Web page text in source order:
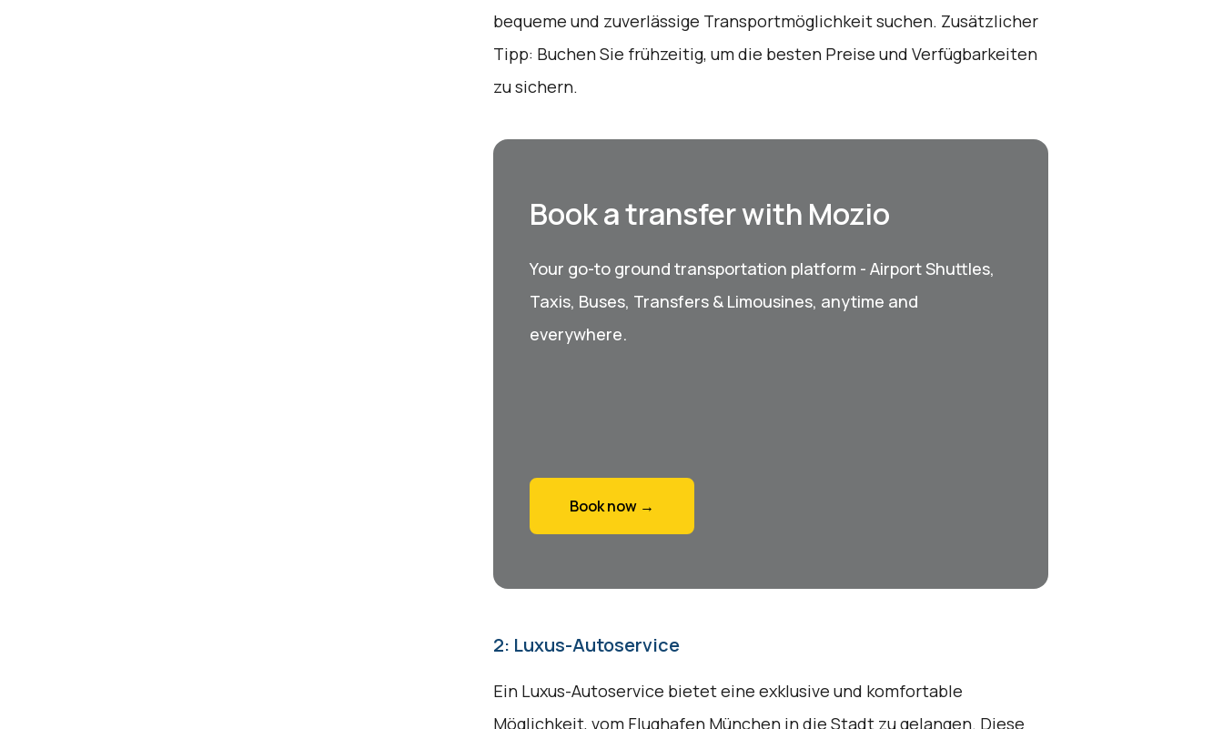
bequeme und zuverlässige Transportmöglichkeit suchen. Zusätzlicher
Tipp: Buchen Sie frühzeitig, um die besten Preise und Verfügbarkeiten
zu sichern.
Book a transfer with Mozio
Your go-to ground transportation platform - Airport Shuttles,
Taxis, Buses, Transfers & Limousines, anytime and
everywhere.
Book now →
2: Luxus-Autoservice
Ein Luxus-Autoservice bietet eine exklusive und komfortable
Möglichkeit, vom Flughafen München in die Stadt zu gelangen. Diese